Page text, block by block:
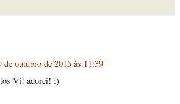
de outubro de 2015 às 11:39
Vi! adorei! :)